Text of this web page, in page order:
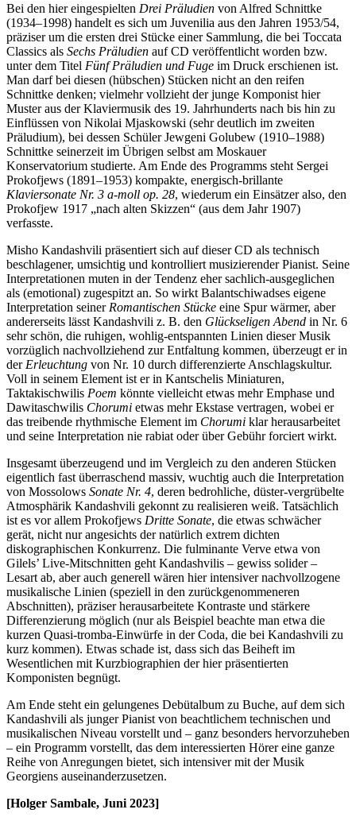
Bei den hier eingespielten Drei Präludien von Alfred Schnittke
(1934–1998) handelt es sich um Juvenilia aus den Jahren 1953/54,
präziser um die ersten drei Stücke einer Sammlung, die bei Toccata
Classics als Sechs Präludien auf CD veröffentlicht worden bzw.
unter dem Titel Fünf Präludien und Fuge im Druck erschienen ist.
Man darf bei diesen (hübschen) Stücken nicht an den reifen
Schnittke denken; vielmehr vollzieht der junge Komponist hier
Muster aus der Klaviermusik des 19. Jahrhunderts nach bis hin zu
Einflüssen von Nikolai Mjaskowski (sehr deutlich im zweiten
Präludium), bei dessen Schüler Jewgeni Golubew (1910–1988)
Schnittke seinerzeit im Übrigen selbst am Moskauer
Konservatorium studierte. Am Ende des Programms steht Sergei
Prokofjews (1891–1953) kompakte, energisch-brillante
Klaviersonate Nr. 3 a-moll op. 28, wiederum ein Einsätzer also, den
Prokofjew 1917 „nach alten Skizzen“ (aus dem Jahr 1907)
verfasste.
Misho Kandashvili präsentiert sich auf dieser CD als technisch
beschlagener, umsichtig und kontrolliert musizierender Pianist. Seine
Interpretationen muten in der Tendenz eher sachlich-ausgeglichen
als (emotional) zugespitzt an. So wirkt Balantschiwadses eigene
Interpretation seiner Romantischen Stücke eine Spur wärmer, aber
andererseits lässt Kandashvili z. B. den Glückseligen Abend in Nr. 6
sehr schön, die ruhigen, wohlig-entspannten Linien dieser Musik
vorzüglich nachvollziehend zur Entfaltung kommen, überzeugt er in
der Erleuchtung von Nr. 10 durch differenzierte Anschlagskultur.
Voll in seinem Element ist er in Kantschelis Miniaturen,
Taktakischwilis Poem könnte vielleicht etwas mehr Emphase und
Dawitaschwilis Chorumi etwas mehr Ekstase vertragen, wobei er
das treibende rhythmische Element im Chorumi klar herausarbeitet
und seine Interpretation nie rabiat oder über Gebühr forciert wirkt.
Insgesamt überzeugend und im Vergleich zu den anderen Stücken
eigentlich fast überraschend massiv, wuchtig auch die Interpretation
von Mossolows Sonate Nr. 4, deren bedrohliche, düster-vergrübelte
Atmosphärik Kandashvili gekonnt zu realisieren weiß. Tatsächlich
ist es vor allem Prokofjews Dritte Sonate, die etwas schwächer
gerät, nicht nur angesichts der natürlich extrem dichten
diskographischen Konkurrenz. Die fulminante Verve etwa von
Gilels’ Live-Mitschnitten geht Kandashvilis – gewiss solider –
Lesart ab, aber auch generell wären hier intensiver nachvollzogene
musikalische Linien (speziell in den zurückgenommeneren
Abschnitten), präziser herausarbeitete Kontraste und stärkere
Differenzierung möglich (nur als Beispiel beachte man etwa die
kurzen Quasi-tromba-Einwürfe in der Coda, die bei Kandashvili zu
kurz kommen). Etwas schade ist, dass sich das Beiheft im
Wesentlichen mit Kurzbiographien der hier präsentierten
Komponisten begnügt.
Am Ende steht ein gelungenes Debütalbum zu Buche, auf dem sich
Kandashvili als junger Pianist von beachtlichem technischen und
musikalischen Niveau vorstellt und – ganz besonders hervorzuheben
– ein Programm vorstellt, das dem interessierten Hörer eine ganze
Reihe von Anregungen bietet, sich intensiver mit der Musik
Georgiens auseinanderzusetzen.
[Holger Sambale, Juni 2023]